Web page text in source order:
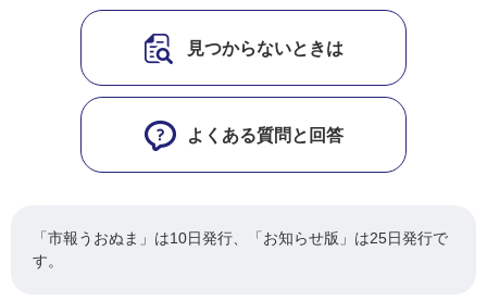
見つからないときは
よくある質問と回答
「市報うおぬま」は10日発行、「お知らせ版」は25日発行で
す。